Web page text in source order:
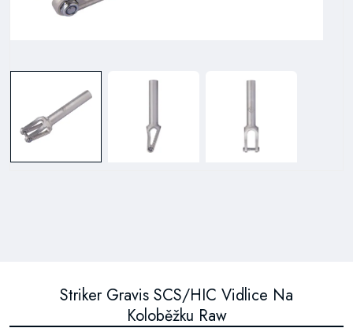
Striker Gravis SCS/HIC Vidlice Na
Koloběžku Raw